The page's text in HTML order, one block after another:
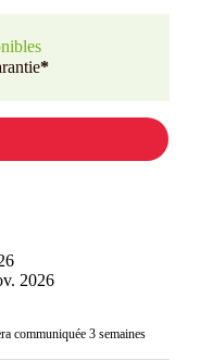
*
2026
communiquée 3 semaines